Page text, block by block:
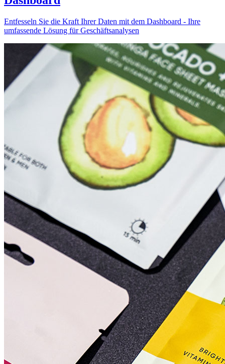
Entfesseln Sie die Kraft Ihrer Daten mit dem Dashboard - Ihre
umfassende Lösung für Geschäftsanalysen